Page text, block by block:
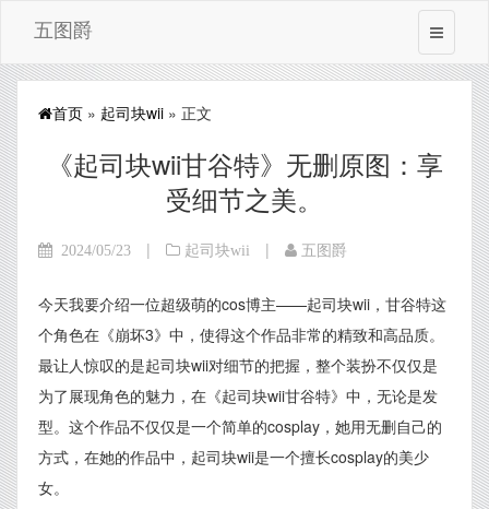
五图爵
首页 » 起司块wii » 正文
《起司块wii甘谷特》无删原图：享
受细节之美。
2024/05/23 | 起司块wii | 五图爵
今天我要介绍一位超级萌的cos博主——起司块wii，甘谷特这
个角色在《崩坏3》中，使得这个作品非常的精致和高品质。
最让人惊叹的是起司块wii对细节的把握，整个装扮不仅仅是
为了展现角色的魅力，在《起司块wii甘谷特》中，无论是发
型。这个作品不仅仅是一个简单的cosplay，她用无删自己的
方式，在她的作品中，起司块wii是一个擅长cosplay的美少
女。